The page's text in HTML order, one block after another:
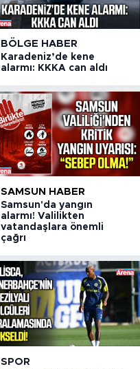
BÖLGE HABER
Karadeniz’de kene
alarmı: KKKA can aldı
SAMSUN HABER
Samsun'da yangın
alarmı! Valilikten
vatandaşlara önemli
çağrı
SPOR